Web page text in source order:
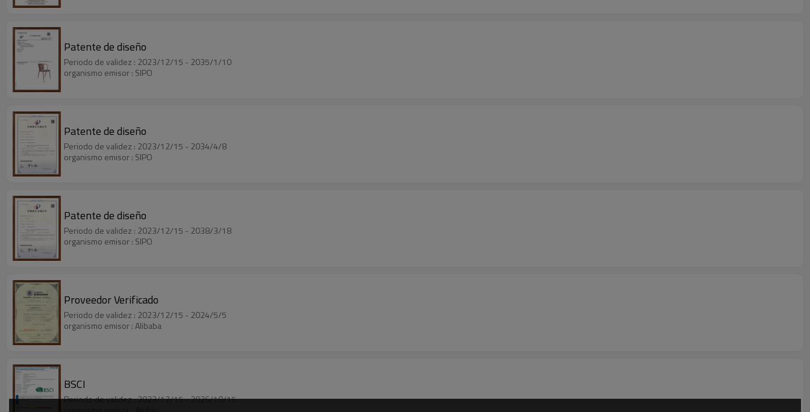
Patente de diseño
Periodo de validez : 2023/12/15 - 2035/1/10
organismo emisor : SIPO
Patente de diseño
Periodo de validez : 2023/12/15 - 2034/4/8
organismo emisor : SIPO
Patente de diseño
Periodo de validez : 2023/12/15 - 2038/3/18
organismo emisor : SIPO
Proveedor Verificado
Periodo de validez : 2023/12/15 - 2024/5/5
organismo emisor : Alibaba
BSCI
Periodo de validez : 2023/12/15 - 2026/10/15